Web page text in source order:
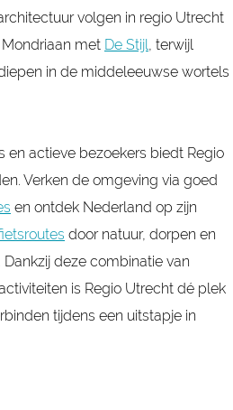
volgen in regio Utrecht
met De Stijl, terwijl
in de middeleeuwse wortels
en actieve bezoekers biedt Regio
Verken de omgeving via goed
en ontdek Nederland op zijn
door natuur, dorpen en
deze combinatie van
is Regio Utrecht dé plek
tijdens een uitstapje in